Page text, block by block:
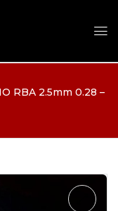
RBA 2.5mm 0.28 –